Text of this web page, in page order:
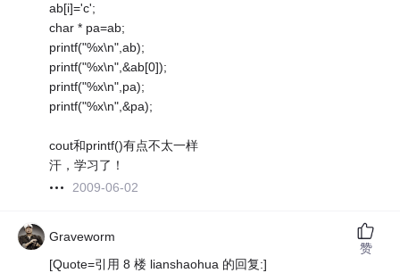
ab[i]='c';
char * pa=ab;
printf("%x\n",ab);
printf("%x\n",&ab[0]);
printf("%x\n",pa);
printf("%x\n",&pa);
cout和printf()有点不太一样
汗，学习了！
2009-06-02
Graveworm
[Quote=引用 8 楼 lianshaohua 的回复:]
赞